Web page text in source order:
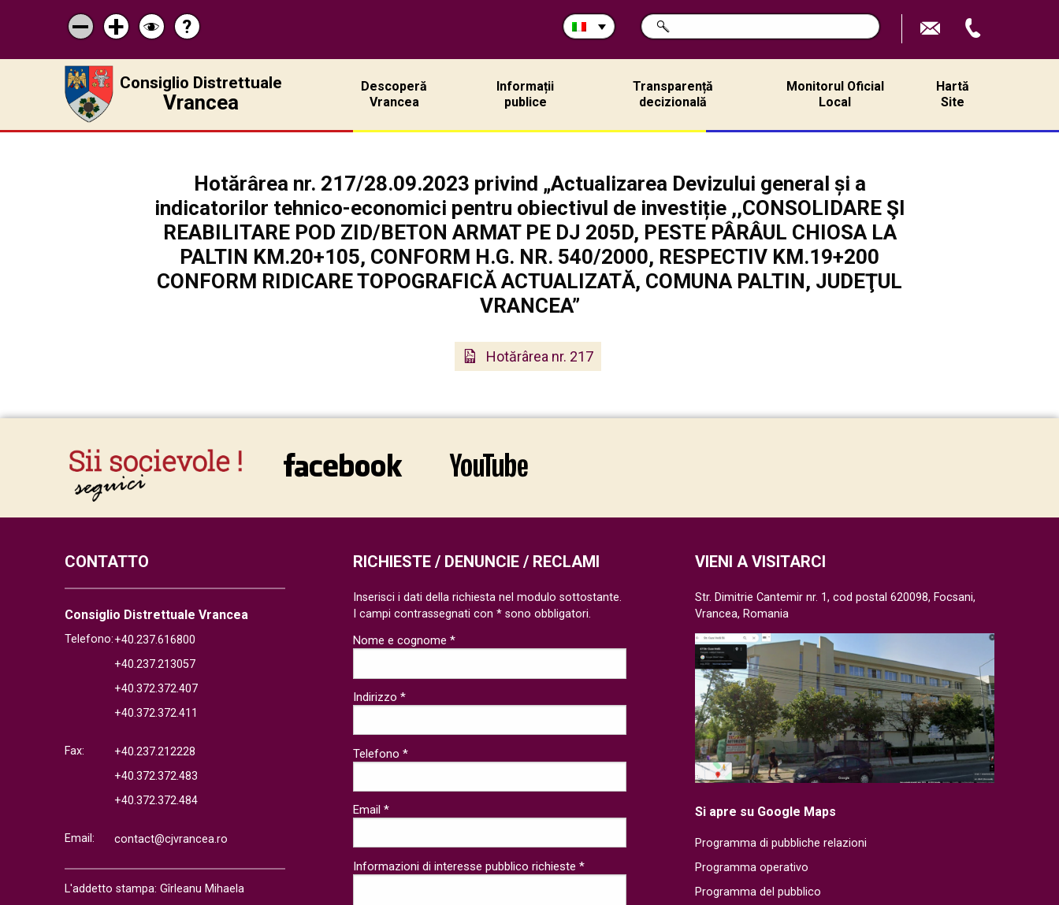
Micșorează
scrisul
Mărește
scrisul
Schimbă
contrastul
Pagina
de
ajutor
?
Cerca
nel
RICERCA
Consiglio Distrettuale
Vrancea
Descoperă
Vrancea
Informații
publice
Transparență
decizională
Monitorul Oficial
Local
Hartă
Site
Hotărârea nr. 217/28.09.2023 privind „Actualizarea Devizului general și a
indicatorilor tehnico-economici pentru obiectivul de investiție ,,CONSOLIDARE ŞI
REABILITARE POD ZID/BETON ARMAT PE DJ 205D, PESTE PÂRÂUL CHIOSA LA
PALTIN KM.20+105, CONFORM H.G. NR. 540/2000, RESPECTIV KM.19+200
CONFORM RIDICARE TOPOGRAFICĂ ACTUALIZATĂ, COMUNA PALTIN, JUDEŢUL
VRANCEA”
Hotărârea nr. 217
CONTATTO
Consiglio Distrettuale Vrancea
Telefono:+40.237.616800
+40.237.213057
+40.372.372.407
+40.372.372.411
Fax:
+40.237.212228
+40.372.372.483
+40.372.372.484
Email: contact@cjvrancea.ro
L'addetto stampa: Gîrleanu Mihaela
VIENI A VISITARCI
Str. Dimitrie Cantemir nr. 1, cod postal 620098, Focsani,
Vrancea, Romania
Si apre su Google Maps
Programma di pubbliche relazioni
Programma operativo
Programma del pubblico
RICHIESTE / DENUNCIE / RECLAMI
Inserisci i dati della richiesta nel modulo sottostante.
I campi contrassegnati con * sono obbligatori.
Nome e cognome *
Indirizzo *
Telefono *
Email *
Informazioni di interesse pubblico richieste *